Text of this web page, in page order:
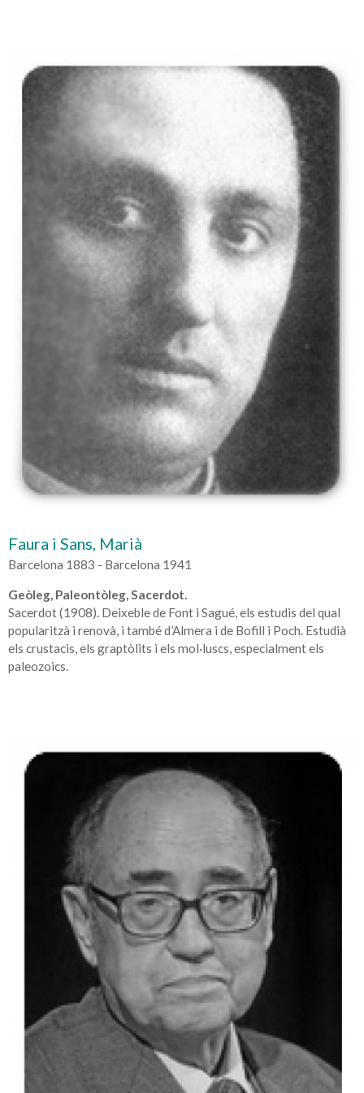
Faura i Sans, Marià
Barcelona 1883 - Barcelona 1941
Geòleg, Paleontòleg, Sacerdot.
Sacerdot (1908). Deixeble de Font i Sagué, els estudis del qual
popularitzà i renovà, i també d’Almera i de Bofill i Poch. Estudià
els crustacis, els graptòlits i els mol·luscs, especialment els
paleozoics.